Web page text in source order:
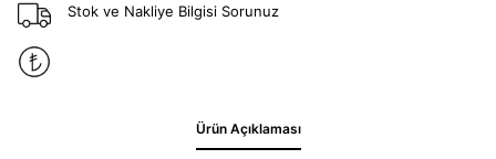
Stok ve Nakliye Bilgisi Sorunuz
Ürün Açıklaması